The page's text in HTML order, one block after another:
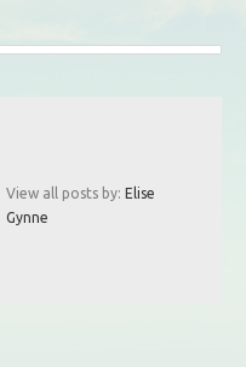
View all posts by: Elise
Gynne